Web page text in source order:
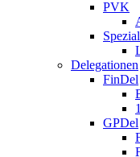
PVK
Delegationen
FinDel
GPDel